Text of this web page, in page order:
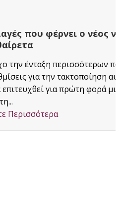
ο νέος νόμος για
τακτοποίηση αυθαιρέτων
πρώτη φορά μια